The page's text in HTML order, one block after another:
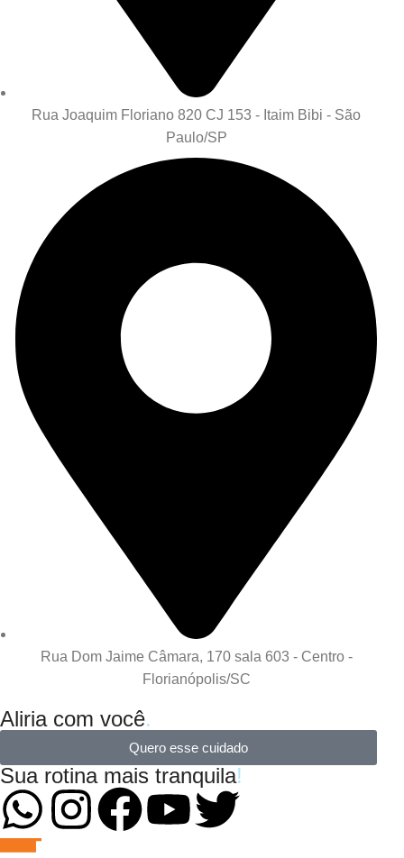
Rua Joaquim Floriano 820 CJ 153 - Itaim Bibi - São
Paulo/SP
Rua Dom Jaime Câmara, 170 sala 603 - Centro -
Florianópolis/SC
Aliria com você.
Quero esse cuidado
Sua rotina mais tranquila!